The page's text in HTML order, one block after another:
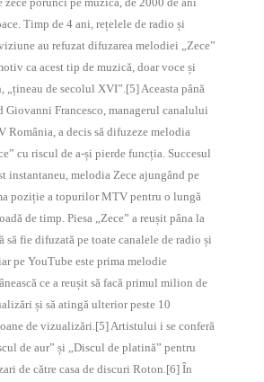
Timp de 4 ani, rețelele de radio și
au refuzat difuzarea melodiei „Zece”
ca acest tip de muzică, doar voce și
„țineau de secolul XVI”.[5] Aceasta până
Giovanni Francesco, managerul canalului
România, a decis să difuzeze melodia
cu riscul de a-și pierde funcția. Succesul
instantaneu, melodia Zece ajungând pe
poziție a topurilor MTV pentru o lungă
de timp. Piesa „Zece” a reușit pâna la
să fie difuzată pe toate canalele de radio și
pe YouTube este prima melodie
ce a reușit să facă primul milion de
și să atingă ulterior peste 10
de vizualizări.[5] Artistului i se conferă
de aur” și „Discul de platină” pentru
de către casa de discuri Roton.[6] În